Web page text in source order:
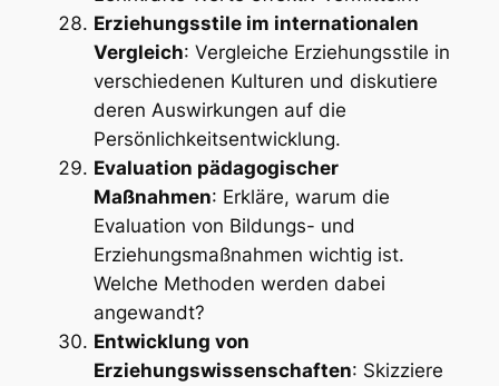
Erziehungsstile im internationalen
Vergleich: Vergleiche Erziehungsstile in
verschiedenen Kulturen und diskutiere
deren Auswirkungen auf die
Persönlichkeitsentwicklung.
Evaluation pädagogischer
Maßnahmen: Erkläre, warum die
Evaluation von Bildungs- und
Erziehungsmaßnahmen wichtig ist.
Welche Methoden werden dabei
angewandt?
Entwicklung von
Erziehungswissenschaften: Skizziere